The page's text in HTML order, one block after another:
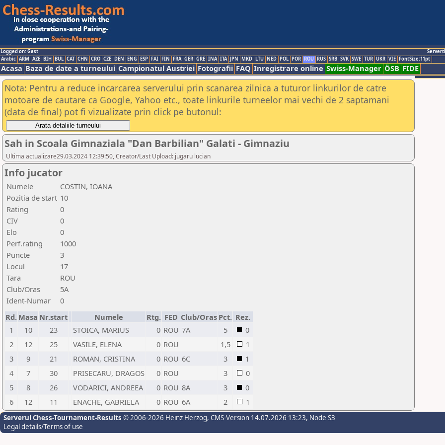
Logged on: Gast
Arabic ARM AZE BIH BUL CAT CHN CRO CZE DEN ENG ESP FAI FIN FRA GER GRE INA ITA JPN MKD LTU NED POL POR ROU RUS SRB SVK SWE TUR UKR VIE FontSize:11pt
Acasa Baza de date a turneului Campionatul Austriei Fotografii FAQ Inregistrare online Swiss-Manager ÖSB FIDE
Nota: Pentru a reduce incarcarea serverului prin scanarea zilnica a tuturor linkurilor de catre
motoare de cautare ca Google, Yahoo etc., toate linkurile turneelor mai vechi de 2 saptamani
(data de final) pot fi vizualizate prin click pe butonul:
Sah in Scoala Gimnaziala "Dan Barbilian" Galati - Gimnaziu
Ultima actualizare29.03.2024 12:39:50, Creator/Last Upload: jugaru lucian
Info jucator
Numele
COSTIN, IOANA
Pozitia de start 10
Rating
0
CIV
0
Elo
0
Perf.rating
1000
Puncte
3
Locul
17
Tara
ROU
Club/Oras
5A
Ident-Numar
0
Rd. Masa Nr.start Numele Rtg. FED Club/Oras Pct. Rez.
1
10 23 STOICA, MARIUS 0 ROU 7A 5
0
2
12 25 VASILE, ELENA 0 ROU 1,5
1
3
9 21 ROMAN, CRISTINA 0 ROU 6C 3
1
4
7 30 PRISECARU, DRAGOS 0 ROU 3
0
5
8 26 VODARICI, ANDREEA 0 ROU 8A 3
0
6
12 11 ENACHE, GABRIELA 0 ROU 6A 2 1
Serverul Chess-Tournament-Results © 2006-2026 Heinz Herzog, CMS-Version 14.07.2026 13:23, Node S3
Legal details/Terms of use